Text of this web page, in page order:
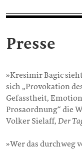
Presse
»Kresimir Bagic
sich „Provokation
Gefasstheit,
Prosaordnung“ die
Volker Sielaff, Der
»Wer das durchweg